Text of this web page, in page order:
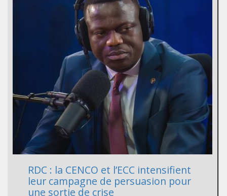
RDC : la CENCO et l’ECC intensifient
leur campagne de persuasion pour
une sortie de crise